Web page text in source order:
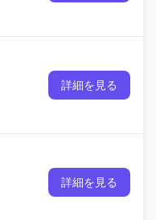
詳細を見る
詳細を見る